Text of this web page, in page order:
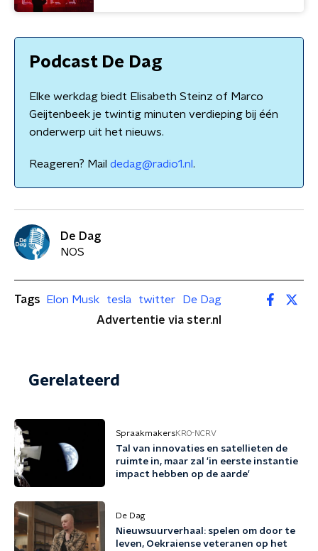
Podcast De Dag
Elke werkdag biedt Elisabeth Steinz of Marco
Geijtenbeek je twintig minuten verdieping bij één
onderwerp uit het nieuws.
Reageren? Mail dedag@radio1.nl .
De Dag
NOS
Tags Elon Musk tesla twitter
De Dag
Advertentie via ster.nl
Gerelateerd
SpraakmakersKRO-NCRV
Tal van innovaties en satellieten de
ruimte in, maar zal 'in eerste instantie
impact hebben op de aarde'
De Dag
Nieuwsuurverhaal: spelen om door te
leven, Oekraiense veteranen op het